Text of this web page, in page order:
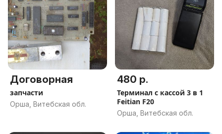
Договорная
запчасти
Орша, Витебская обл.
480 р.
Терминал с кассой 3 в 1
Feitian F20
Орша, Витебская обл.